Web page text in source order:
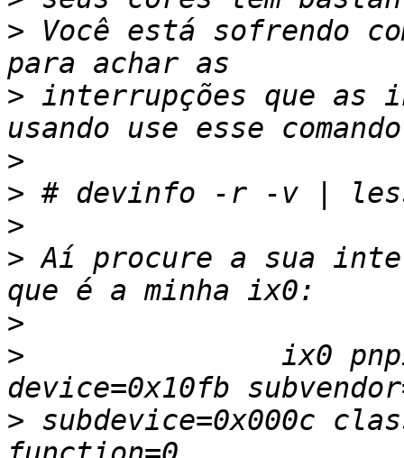
> Você está sofrendo
> interrupções que as
>
>
>
> Aí procure a sua
>
>
ix0
> subdevice=0x000c